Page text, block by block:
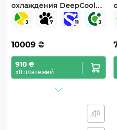
охлаждения DeepCool
Mystique 360 ARGB
White (R-LX360-
10009 ₴
910 ₴
х11 платежей